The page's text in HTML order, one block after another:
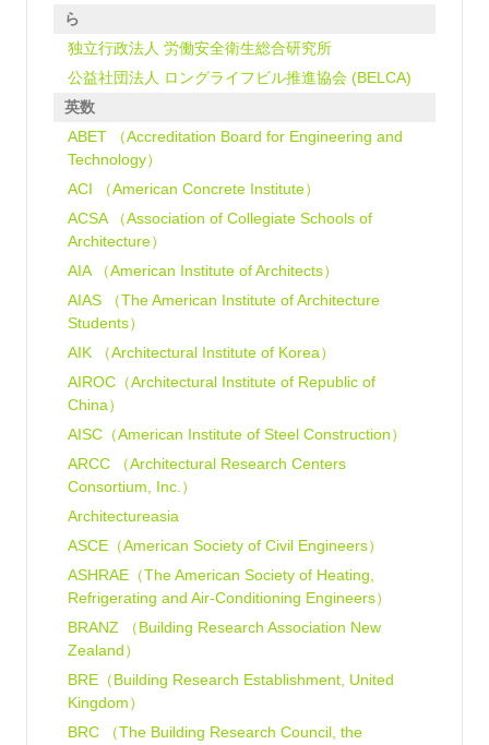
ら
独立行政法人 労働安全衛生総合研究所
公益社団法人 ロングライフビル推進協会 (BELCA)
英数
ABET （Accreditation Board for Engineering and
Technology）
ACI （American Concrete Institute）
ACSA （Association of Collegiate Schools of
Architecture）
AIA （American Institute of Architects）
AIAS （The American Institute of Architecture
Students）
AIK （Architectural Institute of Korea）
AIROC（Architectural Institute of Republic of
China）
AISC（American Institute of Steel Construction）
ARCC （Architectural Research Centers
Consortium, Inc.）
Architectureasia
ASCE（American Society of Civil Engineers）
ASHRAE（The American Society of Heating,
Refrigerating and Air-Conditioning Engineers）
BRANZ （Building Research Association New
Zealand）
BRE（Building Research Establishment, United
Kingdom）
BRC （The Building Research Council, the